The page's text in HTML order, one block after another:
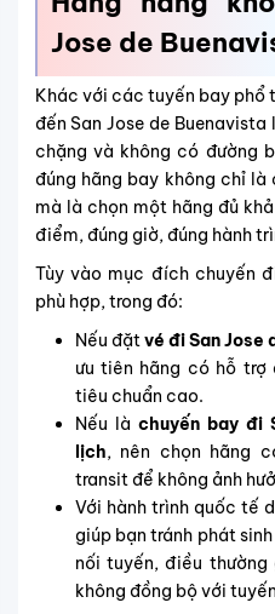
Jose de
Khác với các tuyến bay phổ
đến San Jose de
chặng và không có đường
đúng hãng bay không chỉ
mà là chọn một hãng đủ
điểm, đúng giờ, đúng hành
Tùy vào mục đích chuyến
phù hợp, trong đó:
Nếu đặt vé đi San Jose
ưu tiên hãng có hỗ
tiêu chuẩn cao.
Nếu là chuyến bay đi
lịch, nên chọn hãng
transit để không ảnh
Với hành trình quốc tế
giúp bạn tránh phát
nối tuyến, điều
không đồng bộ với